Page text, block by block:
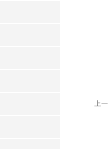
上